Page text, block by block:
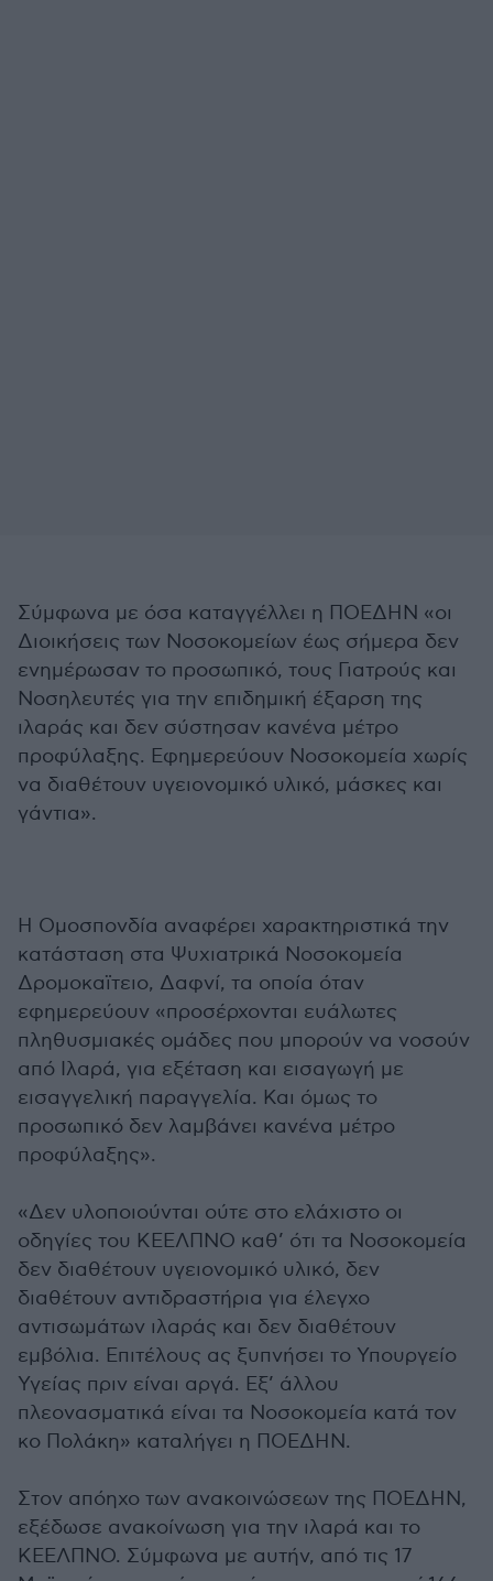
Σύμφωνα με όσα καταγγέλλει η ΠΟΕΔΗΝ «οι
Διοικήσεις των Νοσοκομείων έως σήμερα δεν
ενημέρωσαν το προσωπικό, τους Γιατρούς και
Νοσηλευτές για την επιδημική έξαρση της
ιλαράς και δεν σύστησαν κανένα μέτρο
προφύλαξης. Εφημερεύουν Νοσοκομεία χωρίς
να διαθέτουν υγειονομικό υλικό, μάσκες και
γάντια».
Η Ομοσπονδία αναφέρει χαρακτηριστικά την
κατάσταση στα Ψυχιατρικά Νοσοκομεία
Δρομοκαϊτειο, Δαφνί, τα οποία όταν
εφημερεύουν «προσέρχονται ευάλωτες
πληθυσμιακές ομάδες που μπορούν να νοσούν
από Ιλαρά, για εξέταση και εισαγωγή με
εισαγγελική παραγγελία. Και όμως το
προσωπικό δεν λαμβάνει κανένα μέτρο
προφύλαξης».
«Δεν υλοποιούνται ούτε στο ελάχιστο οι
οδηγίες του ΚΕΕΛΠΝΟ καθ’ ότι τα Νοσοκομεία
δεν διαθέτουν υγειονομικό υλικό, δεν
διαθέτουν αντιδραστήρια για έλεγχο
αντισωμάτων ιλαράς και δεν διαθέτουν
εμβόλια. Επιτέλους ας ξυπνήσει το Υπουργείο
Υγείας πριν είναι αργά. Εξ’ άλλου
πλεονασματικά είναι τα Νοσοκομεία κατά τον
κο Πολάκη» καταλήγει η ΠΟΕΔΗΝ.
Στον απόηχο των ανακοινώσεων της ΠΟΕΔΗΝ,
εξέδωσε ανακοίνωση για την ιλαρά και το
ΚΕΕΛΠΝΟ. Σύμφωνα με αυτήν, από τις 17